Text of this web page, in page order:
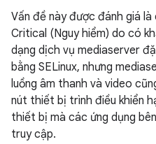
Vấn đề này được đánh giá
Critical (Nguy hiểm) do có
dạng dịch vụ mediaserver
bằng SELinux, nhưng
luồng âm thanh và video
nút thiết bị trình điều khiển
thiết bị mà các ứng dụng
truy cập.